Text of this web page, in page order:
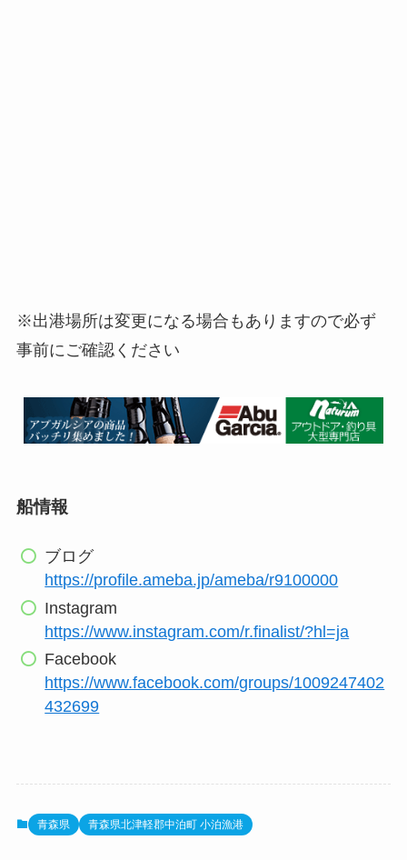
※出港場所は変更になる場合もありますので必ず
事前にご確認ください
船情報
ブログ
https://profile.ameba.jp/ameba/r9100000
Instagram
https://www.instagram.com/r.finalist/?hl=ja
Facebook
https://www.facebook.com/groups/1009247402
432699
青森県 青森県北津軽郡中泊町 小泊漁港